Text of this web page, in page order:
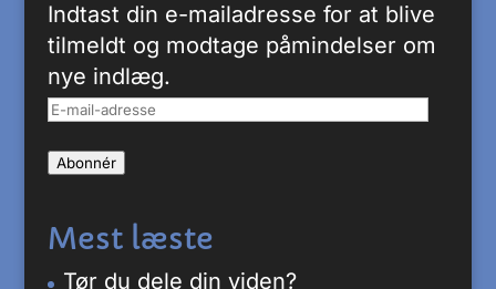
Indtast din e-mailadresse for at blive
tilmeldt og modtage påmindelser om
nye indlæg.
E-
adresse
Abonnér
Mest læste
Tør du dele din viden?